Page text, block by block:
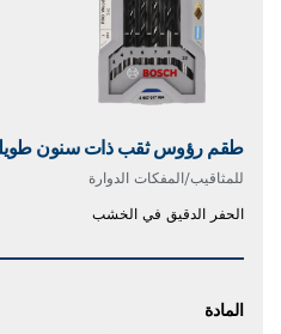
طقم رؤوس ثقب ذات سنون طويلة PRO WOOD
للمثاقيب/المفكات الدوارة
الحفر الدقيق في الخشب
المادة